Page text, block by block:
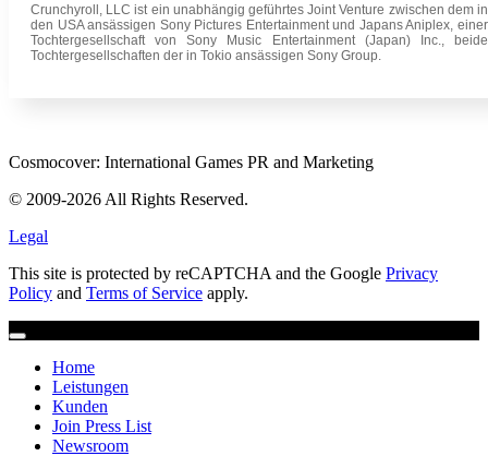
Crunchyroll, LLC ist ein unabhängig geführtes Joint Venture zwischen dem in
den USA ansässigen Sony Pictures Entertainment und Japans Aniplex, einer
Tochtergesellschaft von Sony Music Entertainment (Japan) Inc., beide
Tochtergesellschaften der in Tokio ansässigen Sony Group.
Cosmocover: International Games PR and Marketing
© 2009-2026 All Rights Reserved.
Legal
This site is protected by reCAPTCHA and the Google Privacy
Policy and Terms of Service apply.
Home
Leistungen
Kunden
Join Press List
Newsroom